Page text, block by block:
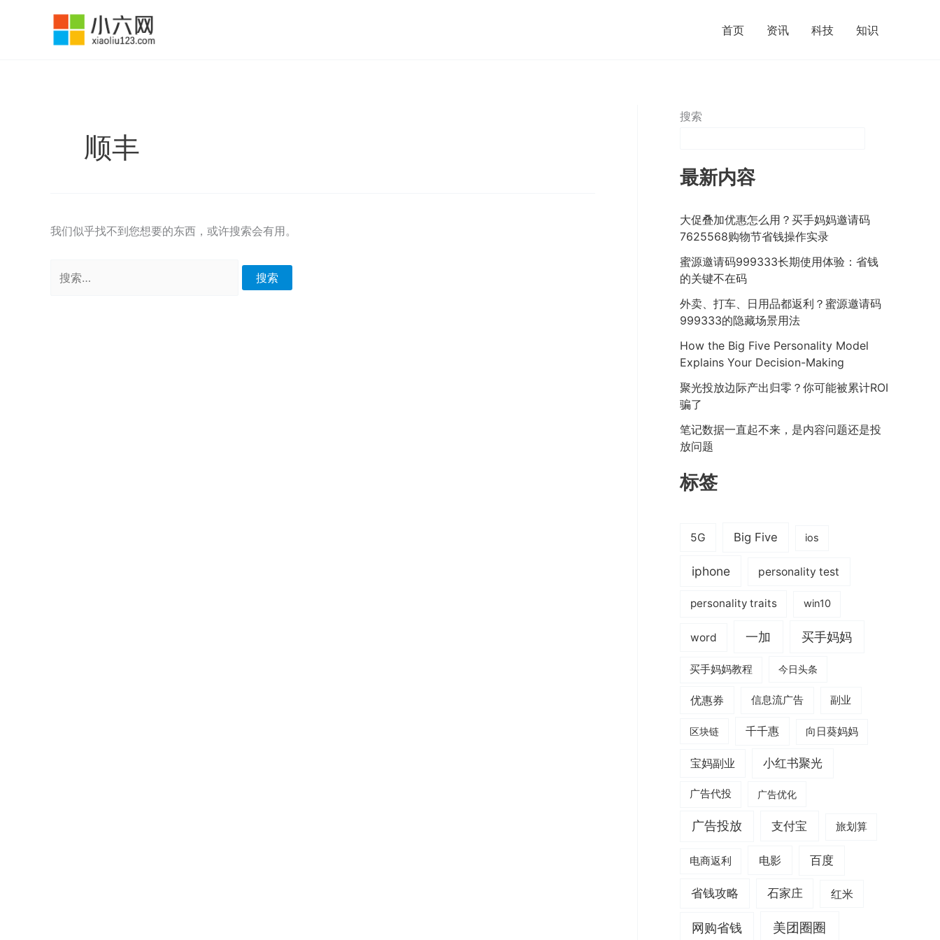
首页 资讯 科技 知识
顺丰
我们似乎找不到您想要的东西，或许搜索会有用。
索：
搜索
最新内容
大促叠加优惠怎么用？买手妈妈邀请码
7625568购物节省钱操作实录
蜜源邀请码999333长期使用体验：省钱
的关键不在码
外卖、打车、日用品都返利？蜜源邀请码
999333的隐藏场景用法
How the Big Five Personality Model
Explains Your Decision-Making
聚光投放边际产出归零？你可能被累计ROI
骗了
笔记数据一直起不来，是内容问题还是投
放问题
标签
5G Big Five ios
iphone personality test
personality traits win10
word 一加 买手妈妈
买手妈妈教程 今日头条
优惠券 信息流广告 副业
区块链 千千惠 向日葵妈妈
宝妈副业 小红书聚光
广告代投 广告优化
广告投放 支付宝 旅划算
电商返利 电影 百度
省钱攻略 石家庄 红米
网购省钱 美团圈圈